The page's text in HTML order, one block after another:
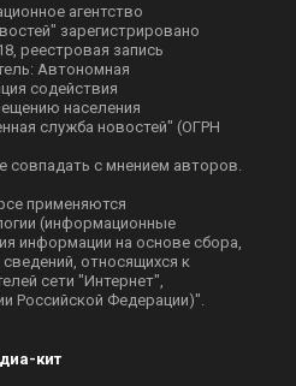
агентство
зарегистрировано
реестровая запись
Автономная
содействия
населения
служба новостей" (ОГРН
совпадать с мнением авторов.
применяются
(информационные
информации на основе сбора,
относящихся к
сети "Интернет",
Российской Федерации)".
кит